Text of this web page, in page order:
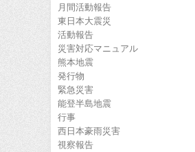
月間活動報告
東日本大震災
活動報告
災害対応マニュアル
熊本地震
発行物
緊急災害
能登半島地震
行事
西日本豪雨災害
視察報告